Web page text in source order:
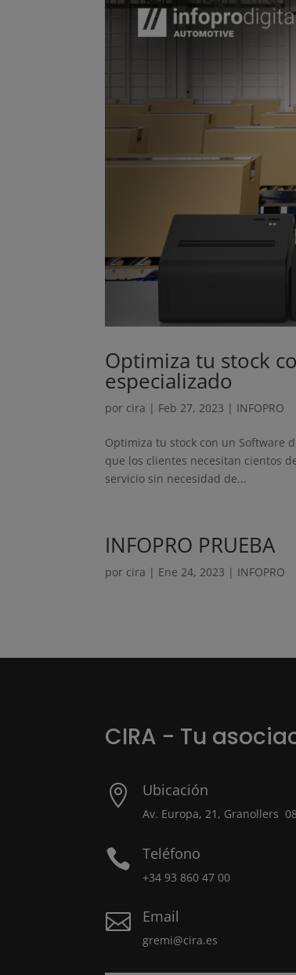
Optimiza tu stock
especializado
por cira | Feb 27, 2023 | INFOPRO
Optimiza tu stock con un Software
que los clientes necesitan cientos
servicio sin necesidad de...
INFOPRO PRUEBA
por cira | Ene 24, 2023 | INFOPRO
CIRA - Tu
 Ubicación
Av. Europa, 21, Granollers
 Teléfono
+34 93 860 47 00
 Email
gremi@cira.es